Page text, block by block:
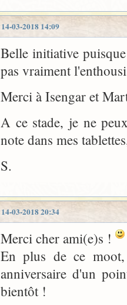
14-03-2018 14:09
Belle initiative
pas vraiment
Merci à Isengar et
A ce stade, je ne
note dans mes
S.
14-03-2018 20:34
Merci cher ami(e)s !
En plus de ce moot,
anniversaire d'un
bientôt !